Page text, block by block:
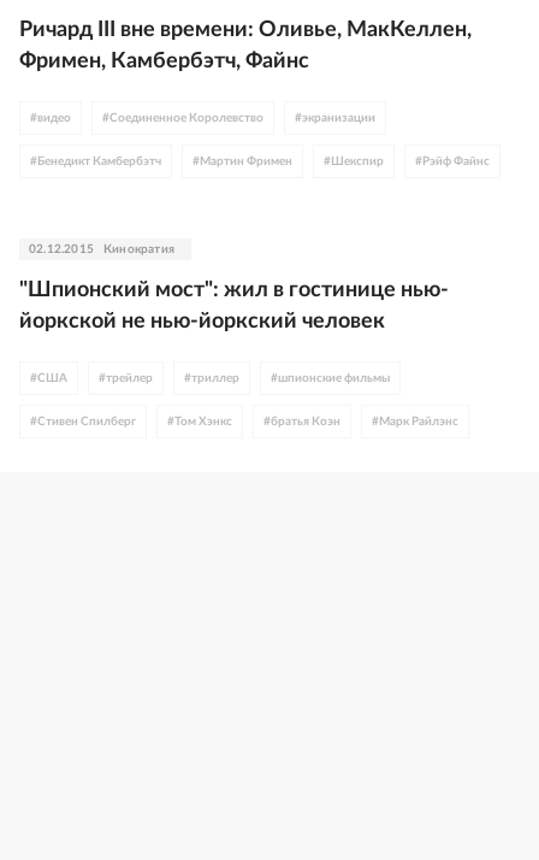
Ричард III вне времени: Оливье, МакКеллен,
Фримен, Камбербэтч, Файнс
#видео #Соединенное Королевство #экранизации
# Бенедикт Камбербэтч # Мартин Фримен # Шекспир # Рэйф Файнс
02.12.2015 Кинократия
"Шпионский мост": жил в гостинице нью-
йоркской не нью-йоркский человек
#США #трейлер #триллер #шпионские фильмы
#Стивен Спилберг #Том Хэнкс #братья Коэн # Марк Райлэнс